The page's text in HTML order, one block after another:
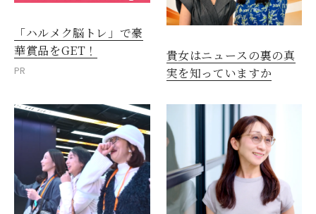
「ハルメク脳トレ」で豪
華賞品をGET！
PR
貴女はニュースの裏の真
実を知っていますか